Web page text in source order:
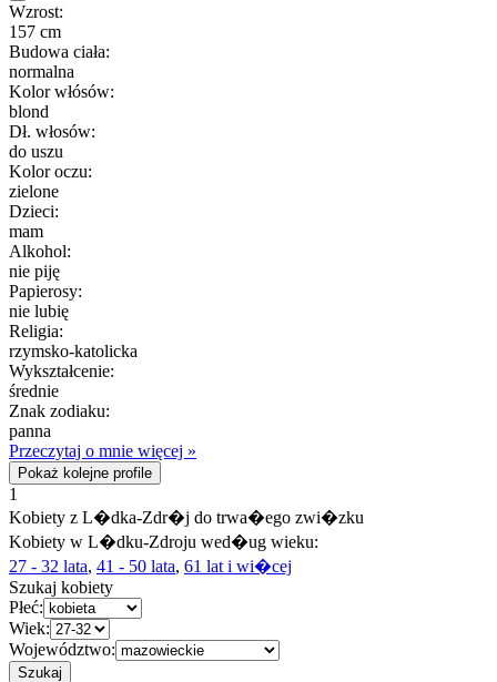
Wzrost:
157 cm
Budowa ciała:
normalna
Kolor włósów:
blond
Dł. włosów:
do uszu
Kolor oczu:
zielone
Dzieci:
mam
Alkohol:
nie piję
Papierosy:
nie lubię
Religia:
rzymsko-katolicka
Wykształcenie:
średnie
Znak zodiaku:
panna
Przeczytaj o mnie więcej »
Pokaż kolejne profile
1
Kobiety z L�dka-Zdr�j do trwa�ego zwi�zku
Kobiety w L�dku-Zdroju wed�ug wieku:
27 - 32 lata, 41 - 50 lata, 61 lat i wi�cej
Szukaj kobiety
Płeć:
Wiek:
Województwo: